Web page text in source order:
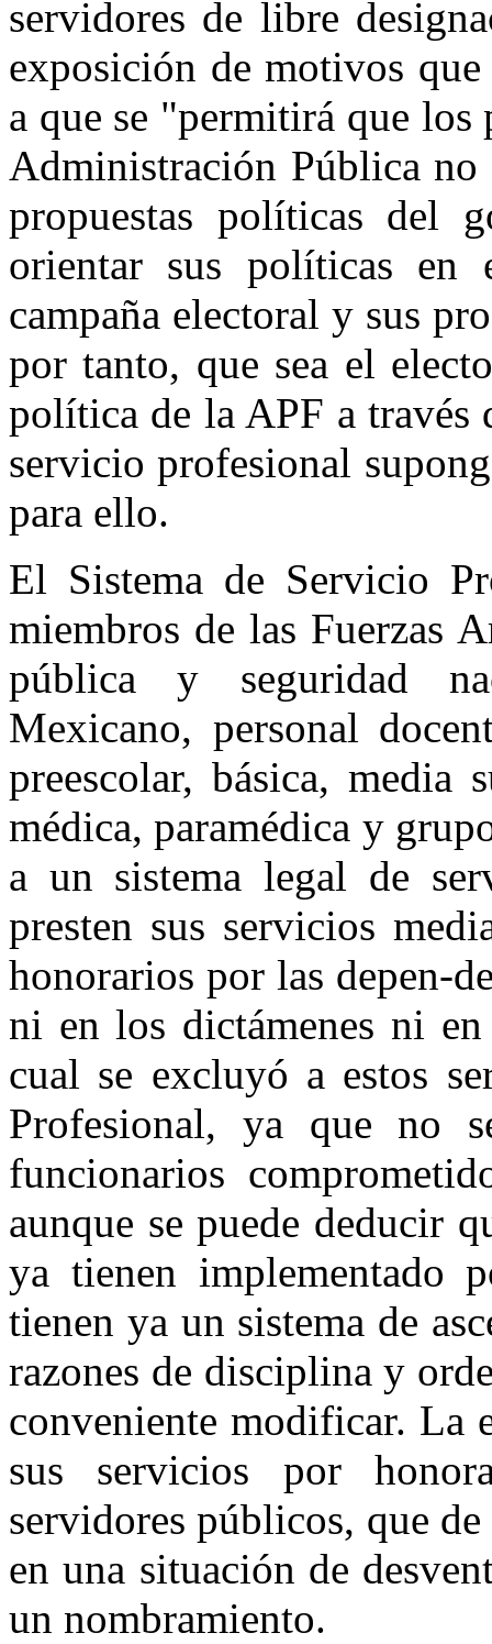
servidores de libre
exposición de motivos
a que se "permitirá que
Administración Pública
propuestas políticas del
orientar sus políticas en
campaña electoral y sus
por tanto, que sea el
política de la APF a través
servicio profesional
para ello.
El Sistema de Servicio
miembros de las Fuerzas
pública y seguridad
Mexicano, personal
preescolar, básica, media
médica, paramédica y
a un sistema legal de
presten sus servicios
honorarios por las depen-
ni en los dictámenes ni
cual se excluyó a estos
Profesional, ya que no
funcionarios
aunque se puede deducir
ya tienen implementado
tienen ya un sistema de
razones de disciplina y
conveniente modificar. La
sus servicios por
servidores públicos, que
en una situación de
un nombramiento.